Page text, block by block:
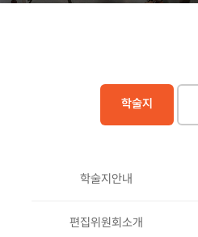
학술지
학술지안내
편집위원회소개